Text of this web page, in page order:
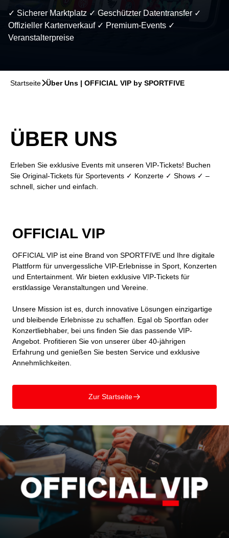
✓ Sicherer Marktplatz ✓ Geschützter Datentransfer ✓
Offizieller Kartenverkauf ✓ Premium-Events ✓
Veranstalterpreise
Startseite􀆊Über Uns | OFFICIAL VIP by SPORTFIVE
ÜBER UNS
Erleben Sie exklusive Events mit unseren VIP-Tickets! Buchen
Sie Original-Tickets für Sportevents ✓ Konzerte ✓ Shows ✓ –
schnell, sicher und einfach.
OFFICIAL VIP
OFFICIAL VIP ist eine Brand von SPORTFIVE und Ihre digitale
Plattform für unvergessliche VIP-Erlebnisse in Sport, Konzerten
und Entertainment. Wir bieten exklusive VIP-Tickets für
erstklassige Veranstaltungen und Vereine.
Unsere Mission ist es, durch innovative Lösungen einzigartige
und bleibende Erlebnisse zu schaffen. Egal ob Sportfan oder
Konzertliebhaber, bei uns finden Sie das passende VIP-
Angebot. Profitieren Sie von unserer über 40-jährigen
Erfahrung und genießen Sie besten Service und exklusive
Annehmlichkeiten.
Zur Startseite􀄫